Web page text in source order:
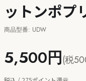
ットンポプ
商品型番: UDW
5,500円(税